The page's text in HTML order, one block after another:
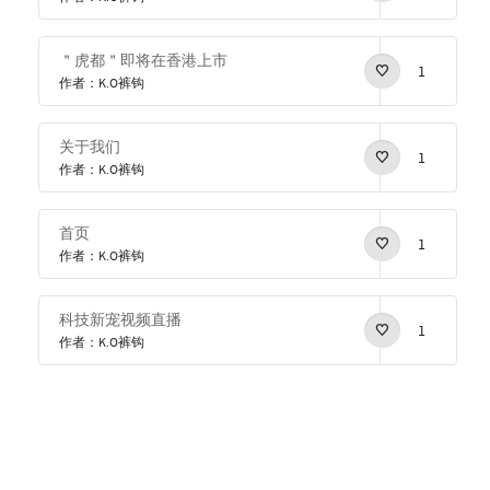
＂虎都＂即将在香港上市
作者：K.O裤钩
1
关于我们
作者：K.O裤钩
1
首页
作者：K.O裤钩
1
科技新宠视频直播
作者：K.O裤钩
1